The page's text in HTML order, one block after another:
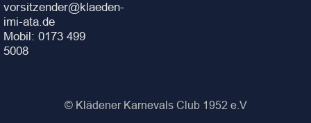
vorsitzender@klaeden-
imi-ata.de
Mobil: 0173 499
5008
© Klädener Karnevals Club 1952 e.V